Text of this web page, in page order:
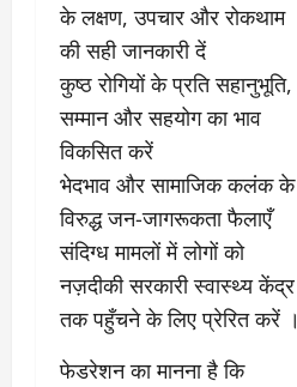
के लक्षण, उपचार और रोकथाम
की सही जानकारी दें
कुष्ठ रोगियों के प्रति सहानुभूति,
सम्मान और सहयोग का भाव
विकसित करें
भेदभाव और सामाजिक कलंक के
विरुद्ध जन-जागरूकता फैलाएँ
संदिग्ध मामलों में लोगों को
नज़दीकी सरकारी स्वास्थ्य केंद्र
तक पहुँचने के लिए प्रेरित करें ।
फेडरेशन का मानना है कि